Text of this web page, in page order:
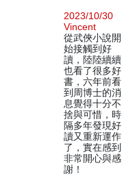
2023/10/30
Vincent
從武俠小說開
始接觸到好
讀，陸陸續續
也看了很多好
書，六年前看
到周博士的消
息覺得十分不
捨與可惜，時
隔多年發現好
讀又重新運作
了，實在感到
非常開心與感
謝！